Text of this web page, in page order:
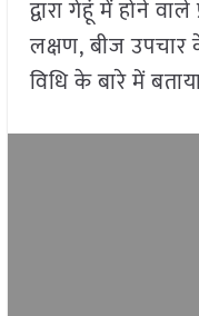
द्वारा गेहूं में होने
लक्षण, बीज
विधि के बारे में